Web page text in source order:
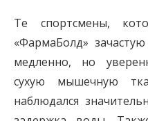
Те спортсмены,
«ФармаБолд»
медленно, но
сухую мышечную
наблюдался